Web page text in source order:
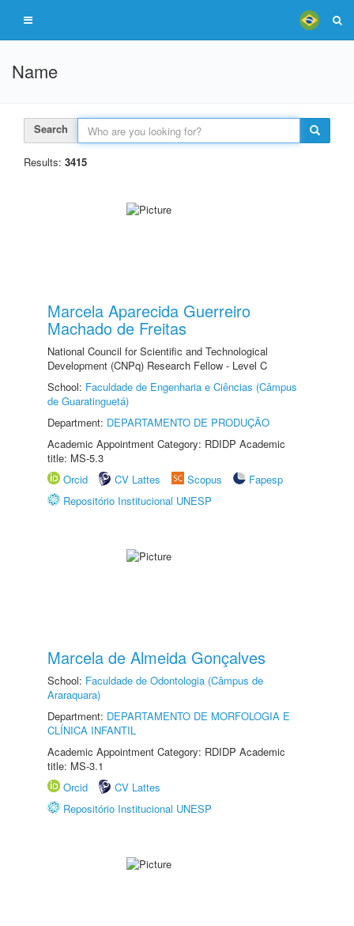
Name
Search
Results: 3415
Marcela Aparecida Guerreiro
Machado de Freitas
National Council for Scientific and Technological
Development (CNPq) Research Fellow - Level C
School: Faculdade de Engenharia e Ciências (Câmpus
de Guaratinguetá)
Department: DEPARTAMENTO DE PRODUÇÃO
Academic Appointment Category: RDIDP Academic
title: MS-5.3
Orcid
CV Lattes Scopus
Fapesp
Repositório Institucional UNESP
Marcela de Almeida Gonçalves
School: Faculdade de Odontologia (Câmpus de
Araraquara)
Department: DEPARTAMENTO DE MORFOLOGIA E
CLÍNICA INFANTIL
Academic Appointment Category: RDIDP Academic
title: MS-3.1
Orcid
CV Lattes
Repositório Institucional UNESP